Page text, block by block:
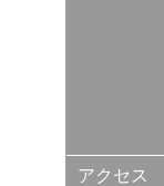
アクセス